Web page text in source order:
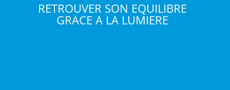
RETROUVER SON EQUILIBRE
GRACE A LA LUMIERE